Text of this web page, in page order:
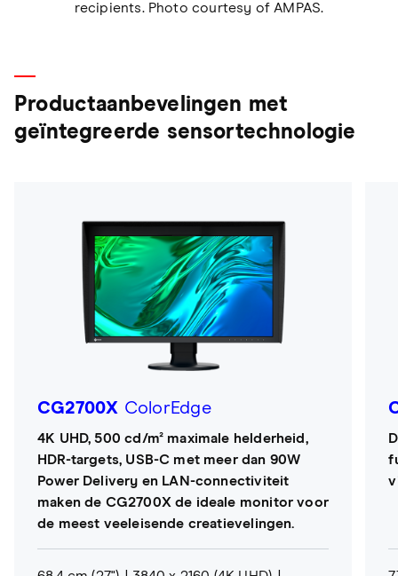
recipients. Photo courtesy of AMPAS.
Productaanbevelingen met
geïntegreerde sensortechnologie
CG2700X ColorEdge
4K UHD, 500 cd/m² maximale helderheid,
HDR-targets, USB-C met meer dan 90W
Power Delivery en LAN-connectiviteit
maken de CG2700X de ideale monitor voor
de meest veeleisende creatievelingen.